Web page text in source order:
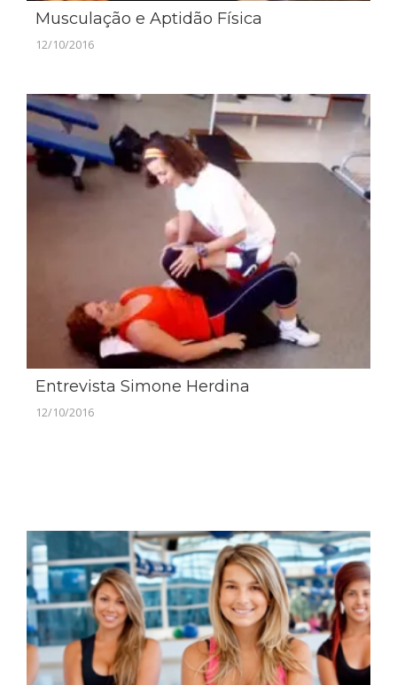
Musculação e Aptidão Física
12/10/2016
Entrevista Simone Herdina
12/10/2016